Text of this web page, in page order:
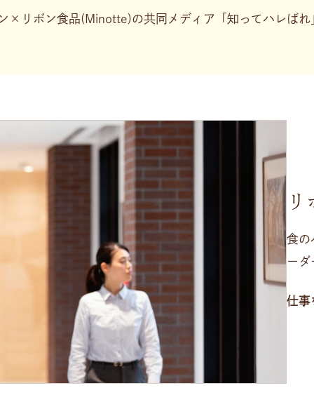
×リボン食品(Minotte)の共同メディア「知ってハレば
食の
ーダ
仕事